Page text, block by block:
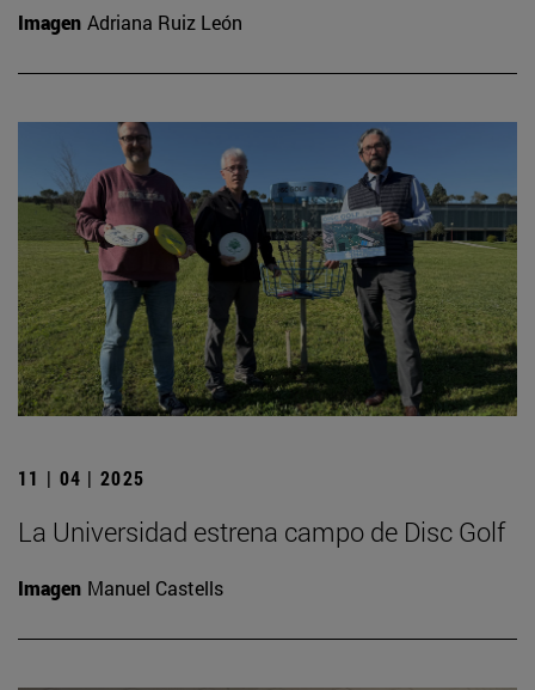
Imagen Adriana Ruiz León
11 | 04 | 2025
La Universidad estrena campo de Disc Golf
Imagen Manuel Castells